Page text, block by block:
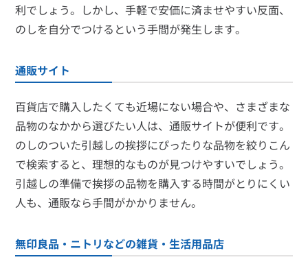
利でしょう。しかし、手軽で安価に済ませやすい反面、
のしを自分でつけるという手間が発生します。
通販サイト
百貨店で購入したくても近場にない場合や、さまざまな
品物のなかから選びたい人は、通販サイトが便利です。
のしのついた引越しの挨拶にぴったりな品物を絞りこん
で検索すると、理想的なものが見つけやすいでしょう。
引越しの準備で挨拶の品物を購入する時間がとりにくい
人も、通販なら手間がかかりません。
無印良品・ニトリなどの雑貨・生活用品店